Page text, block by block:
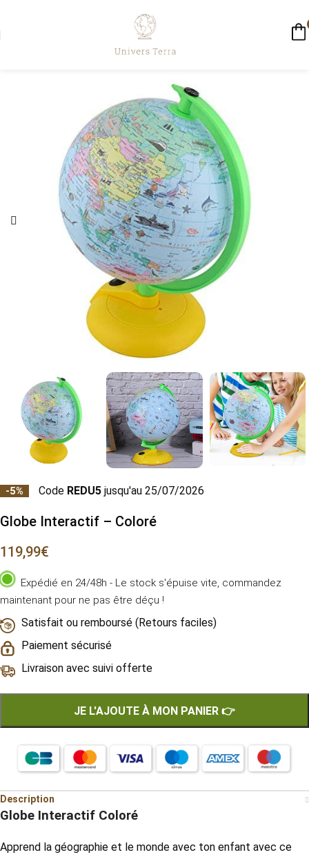
-5% Code REDU5 jusqu'au 25/07/2026
Globe Interactif – Coloré
119,99€
Expédié en 24/48h - Le stock s'épuise vite, commandez
maintenant pour ne pas être déçu !
Satisfait ou remboursé (Retours faciles)
Paiement sécurisé
Livraison avec suivi offerte
JE L'AJOUTE À MON PANIER 👉
Description
Globe Interactif Coloré
Apprend la géographie et le monde avec ton enfant avec ce
☀️ LIVRAISON GRATUITE AUJOURD'HUI ☀️